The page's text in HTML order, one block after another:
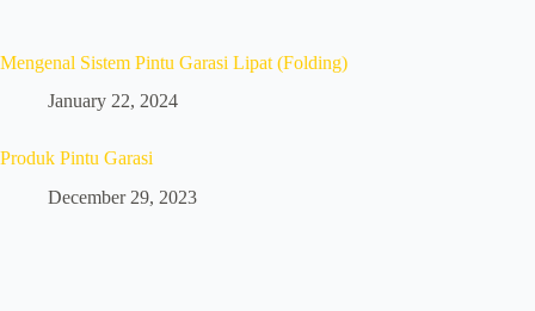
Mengenal Sistem Pintu Garasi Lipat (Folding)
January 22, 2024
Produk Pintu Garasi
December 29, 2023